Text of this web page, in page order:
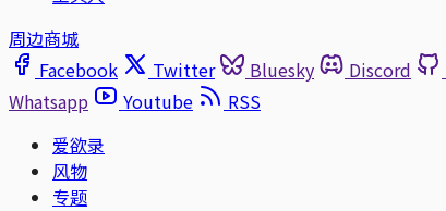
周边商城
Facebook
Twitter Bluesky Discord
Whatsapp
Youtube
RSS
爱欲录
风物
专题